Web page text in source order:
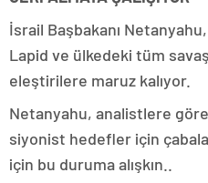
İsrail Başbakanı
Lapid ve ülkedeki tüm
eleştirilere maruz kalıyor.
Netanyahu, analistlere
siyonist hedefler için
için bu duruma alışkın..